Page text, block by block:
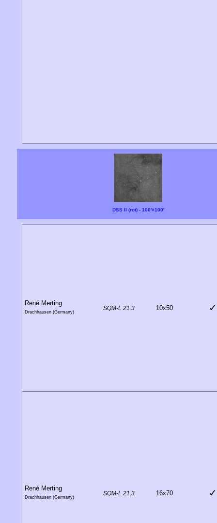
DSS II (rot) - 100'×100'
René Merting
Drachhausen (Germany)
SQM-L 21.3 10x50 ✓
René Merting
Drachhausen (Germany)
SQM-L 21.3 16x70 ✓